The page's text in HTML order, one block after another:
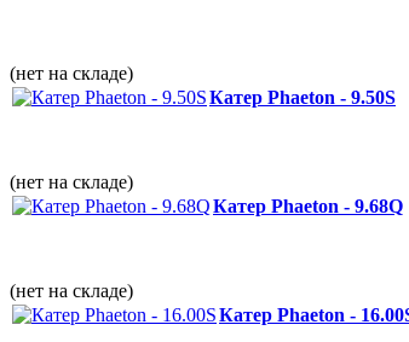
(нет на складе)
Катер Phaeton - 9.50S
(нет на складе)
Катер Phaeton - 9.68Q
(нет на складе)
Катер Phaeton -